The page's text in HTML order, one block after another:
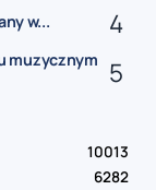
w...
muzycznym
10013
6282